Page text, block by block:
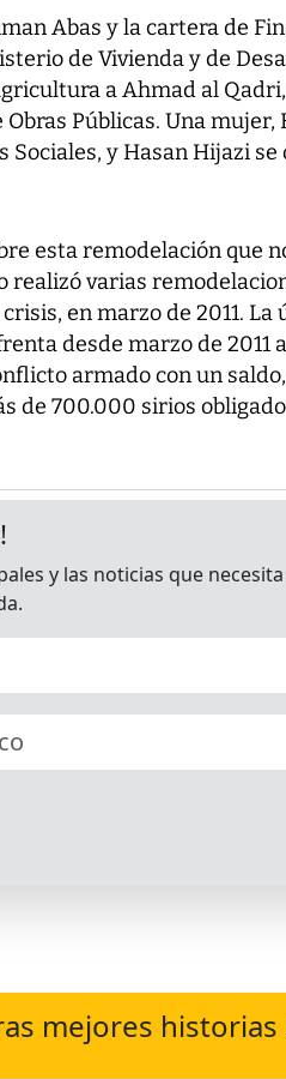
Abas y la cartera de
de Vivienda y de
a Ahmad al
Públicas. Una mujer,
y Hasan Hijazi se
esta remodelación que
realizó varias
en marzo de 2011. La
desde marzo de 2011
armado con un
de 700.000 sirios
mejores historias